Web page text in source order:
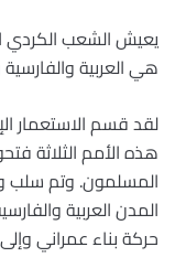
يعيش الشعب الكردي
هي العربية
لقد قسم الاستعمار
هذه الأمم الثلاثة
المسلمون. وتم سلب
المدن العربية
حركة بناء عمراني